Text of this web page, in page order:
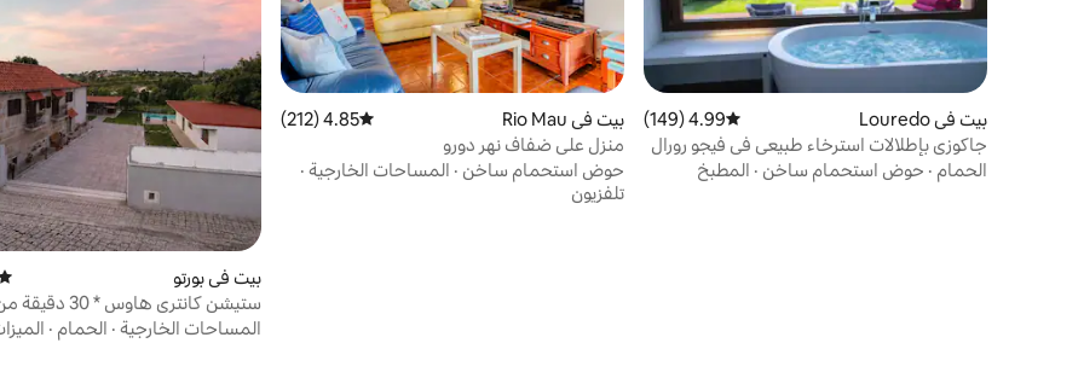
بيت في Louredo متوسط التقييم 4.99 من 5، 149 مراجعات
4.99 (149)
جاكوزي بإطلالات استرخاء طبيعي في فيجو رورال
موس
الحمام · حوض استحمام ساخن · المطبخ
بيت في Rio Mau متوسط التقييم 4.85 من 5، 212 مراجعات
4.85 (212)
منزل على ضفاف نهر دورو
حوض استحمام ساخن · المساحات الخارجية ·
تلفزيون
بيت في بورتو
ستيشن كانتري هاوس * 30 دقيقة من بورتو
المساحات الخارجية · الحمام ·